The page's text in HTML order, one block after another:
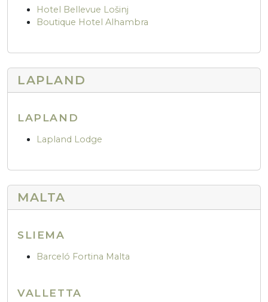
Hotel Bellevue Lošinj
Boutique Hotel Alhambra
LAPLAND
LAPLAND
Lapland Lodge
MALTA
SLIEMA
Barceló Fortina Malta
VALLETTA